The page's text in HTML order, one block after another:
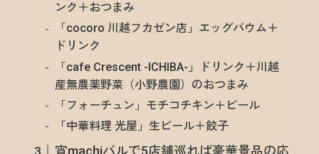
ンク＋おつまみ
「cocoro 川越フカゼン店」エッグバウム＋
ドリンク
「cafe Crescent -ICHIBA-」ドリンク＋川越
産無農薬野菜（小野農園）のおつまみ
「フォーチュン」モチコチキン＋ビール
「中華料理 光屋」生ビール＋餃子
宵machiバルで5店舗巡れば豪華景品の応